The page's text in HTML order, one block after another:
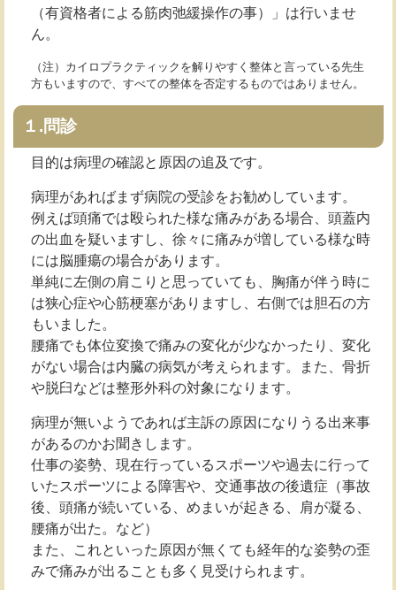
（有資格者による筋肉弛緩操作の事）」は行いませ
ん。
（注）カイロプラクティックを解りやすく整体と言っている先生
方もいますので、すべての整体を否定するものではありません。
１.問診
目的は病理の確認と原因の追及です。
病理があればまず病院の受診をお勧めしています。
例えば頭痛では殴られた様な痛みがある場合、頭蓋内
の出血を疑いますし、徐々に痛みが増している様な時
には脳腫瘍の場合があります。
単純に左側の肩こりと思っていても、胸痛が伴う時に
は狭心症や心筋梗塞がありますし、右側では胆石の方
もいました。
腰痛でも体位変換で痛みの変化が少なかったり、変化
がない場合は内臓の病気が考えられます。また、骨折
や脱臼などは整形外科の対象になります。
病理が無いようであれば主訴の原因になりうる出来事
があるのかお聞きします。
仕事の姿勢、現在行っているスポーツや過去に行って
いたスポーツによる障害や、交通事故の後遺症（事故
後、頭痛が続いている、めまいが起きる、肩が凝る、
腰痛が出た。など）
また、これといった原因が無くても経年的な姿勢の歪
みで痛みが出ることも多く見受けられます。